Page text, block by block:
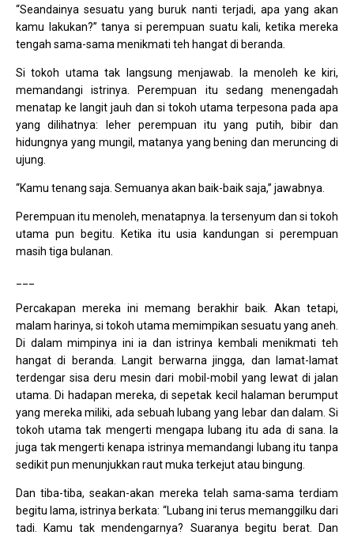
“Seandainya sesuatu yang buruk nanti terjadi, apa yang akan
kamu lakukan?” tanya si perempuan suatu kali, ketika mereka
tengah sama-sama menikmati teh hangat di beranda.
Si tokoh utama tak langsung menjawab. Ia menoleh ke kiri,
memandangi istrinya. Perempuan itu sedang menengadah
menatap ke langit jauh dan si tokoh utama terpesona pada apa
yang dilihatnya: leher perempuan itu yang putih, bibir dan
hidungnya yang mungil, matanya yang bening dan meruncing di
ujung.
“Kamu tenang saja. Semuanya akan baik-baik saja,” jawabnya.
Perempuan itu menoleh, menatapnya. Ia tersenyum dan si tokoh
utama pun begitu. Ketika itu usia kandungan si perempuan
masih tiga bulanan.
Percakapan mereka ini memang berakhir baik. Akan tetapi,
malam harinya, si tokoh utama memimpikan sesuatu yang aneh.
Di dalam mimpinya ini ia dan istrinya kembali menikmati teh
hangat di beranda. Langit berwarna jingga, dan lamat-lamat
terdengar sisa deru mesin dari mobil-mobil yang lewat di jalan
utama. Di hadapan mereka, di sepetak kecil halaman berumput
yang mereka miliki, ada sebuah lubang yang lebar dan dalam. Si
tokoh utama tak mengerti mengapa lubang itu ada di sana. Ia
juga tak mengerti kenapa istrinya memandangi lubang itu tanpa
sedikit pun menunjukkan raut muka terkejut atau bingung.
Dan tiba-tiba, seakan-akan mereka telah sama-sama terdiam
begitu lama, istrinya berkata: “Lubang ini terus memanggilku dari
tadi. Kamu tak mendengarnya? Suaranya begitu berat. Dan